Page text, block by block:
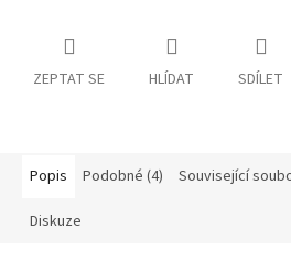
ZEPTAT SE HLÍDAT SDÍLET
Popis Podobné (4) Související
Diskuze